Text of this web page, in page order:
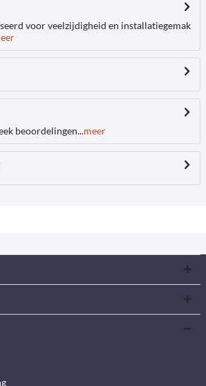
voor veelzijdigheid en installatiegemak
beoordelingen...meer